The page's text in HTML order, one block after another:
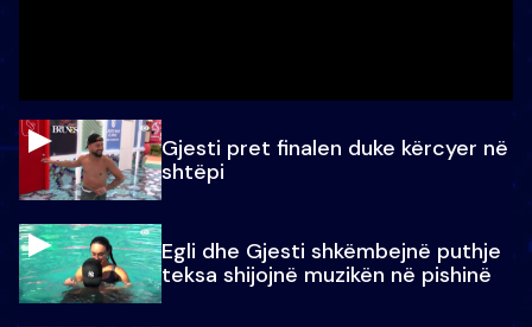
Gjesti pret finalen duke kërcyer në
shtëpi
Egli dhe Gjesti shkëmbejnë puthje
teksa shijojnë muzikën në pishinë